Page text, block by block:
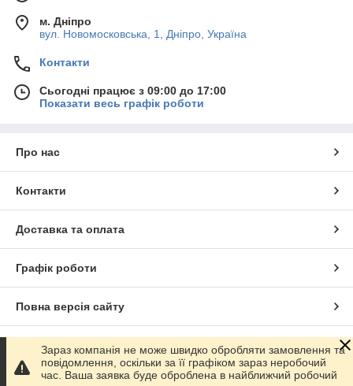
м. Дніпро
вул. Новомосковська, 1, Дніпро, Україна
Контакти
Сьогодні працює з 09:00 до 17:00
Показати весь графік роботи
Про нас
Контакти
Доставка та оплата
Графік роботи
Повна версія сайту
Сайт створено на маркетплейсі Prom.ua
Політика конфіденційності
Зараз компанія не може швидко обробляти замовлення та
повідомлення, оскільки за її графіком зараз неробочий
час. Ваша заявка буде оброблена в найближчий робочий